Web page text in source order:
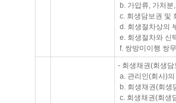
b. 가압류, 가처
c. 회생담보권 및
d. 회생절차상의
e. 회생절차와 신
f. 쌍방미이행 쌍
- 회생채권(회생
a. 관리인(회사)
b. 회생채권(회생
c. 회생채권(회생